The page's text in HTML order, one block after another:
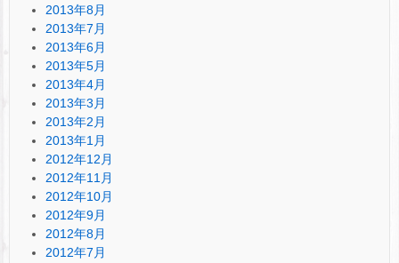
2013年8月
2013年7月
2013年6月
2013年5月
2013年4月
2013年3月
2013年2月
2013年1月
2012年12月
2012年11月
2012年10月
2012年9月
2012年8月
2012年7月